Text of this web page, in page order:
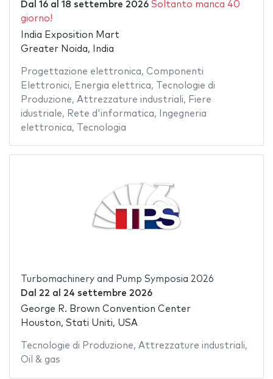
Dal 16al 18 settembre 2026 Soltanto manca 40
giorno!
India Exposition Mart
Greater Noida, India
Progettazione elettronica, Componenti
Elettronici, Energia elettrica,
Tecnologie di
Produzione, Attrezzature industriali, Fiere
idustriale, Rete d'informatica,
Ingegneria
elettronica, Tecnologia
Turbomachinery and Pump Symposia 2026
Dal 22 al 24 settembre 2026
George R. Brown Convention Center
Houston, Stati Uniti, USA
Tecnologie di Produzione, Attrezzature industriali,
Oil & gas